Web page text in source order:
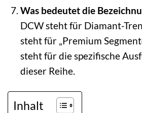
Was bedeutet die
DCW steht für Diamant-
steht für „Premium
steht für die spezifische
dieser Reihe.
Inhalt